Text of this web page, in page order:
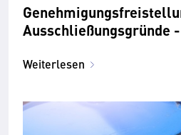
Ausschließungsgründe -
Weiterlesen